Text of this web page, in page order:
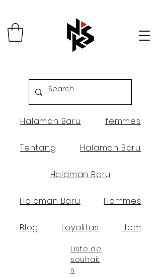
Halaman Baru femmes
Tentang Halaman Baru
Halaman Baru
Halaman Baru Hommes
Blog Loyalitas Item
Liste de
souhait
s